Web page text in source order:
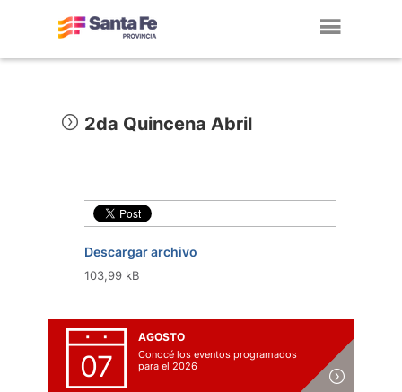
2da Quincena Abril
Descargar archivo
103,99 kB
07
AGOSTO
Conocé los eventos programados
para el 2026